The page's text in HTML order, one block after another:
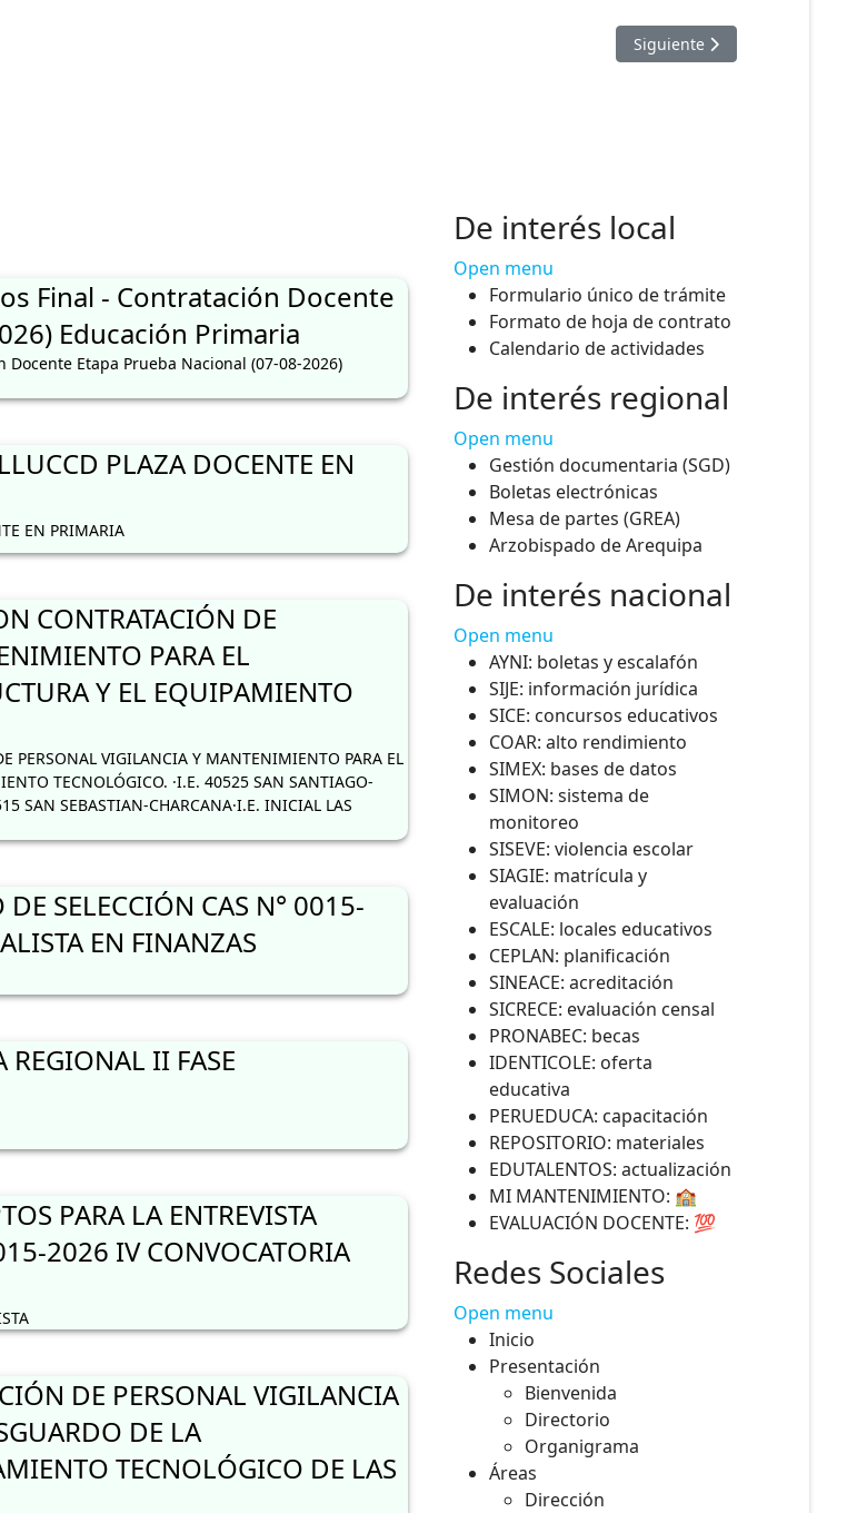
los docentes que se encuentran en el Cuadro de Méritos de la PN y de Evaluación Expedientes
Artículo siguiente:
Siguiente
Final - Contratación Docente
Educación Primaria
Etapa Prueba Nacional (07-08-2026)
PLAZA DOCENTE EN
EN PRIMARIA
CONTRATACIÓN DE
PARA EL
Y EL EQUIPAMIENTO
VIGILANCIA Y MANTENIMIENTO PARA EL
TECNOLÓGICO. ·I.E. 40525 SAN SANTIAGO-
SAN SEBASTIAN-CHARCANA·I.E. INICIAL LAS
DE SELECCIÓN CAS N° 0015-
EN FINANZAS
REGIONAL II FASE
PARA LA ENTREVISTA
2026 IV CONVOCATORIA
DE PERSONAL VIGILANCIA
DE LA
TECNOLÓGICO DE LAS
De interés local
Open menu
Formulario único de trámite
Formato de hoja de contrato
Calendario de actividades
De interés regional
Open menu
Gestión documentaria (SGD)
Boletas electrónicas
Mesa de partes (GREA)
Arzobispado de Arequipa
De interés nacional
Open menu
AYNI: boletas y escalafón
SIJE: información jurídica
SICE: concursos educativos
COAR: alto rendimiento
SIMEX: bases de datos
SIMON: sistema de
monitoreo
SISEVE: violencia escolar
SIAGIE: matrícula y
evaluación
ESCALE: locales educativos
CEPLAN: planificación
SINEACE: acreditación
SICRECE: evaluación censal
PRONABEC: becas
IDENTICOLE: oferta
educativa
PERUEDUCA: capacitación
REPOSITORIO: materiales
EDUTALENTOS: actualización
MI MANTENIMIENTO: 🏫
EVALUACIÓN DOCENTE: 💯
Redes Sociales
Open menu
Inicio
Presentación
Bienvenida
Directorio
Organigrama
Áreas
Dirección